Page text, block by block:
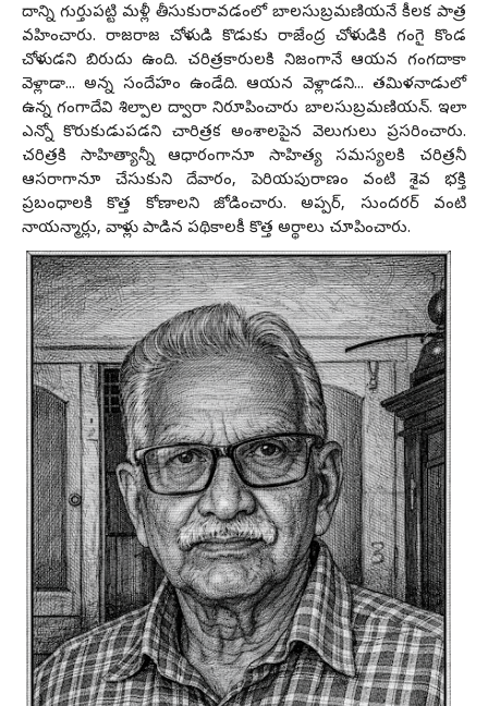
దాన్ని గుర్తుప‌ట్టి మ‌ళ్లీ తీసుకురావ‌డంలో బాల‌సుబ్ర‌మ‌ణియ‌నే కీల‌క పాత్ర
వ‌హించారు. రాజ‌రాజ చోళుడి కొడుకు రాజేంద్ర చోళుడికి గంగై కొండ
చోళుడ‌ని బిరుదు ఉంది. చ‌రిత్ర‌కారుల‌కి నిజంగానే ఆయ‌న గంగ‌దాకా
వెళ్లాడా... అన్న సందేహం ఉండేది. ఆయ‌న వెళ్లాడ‌ని... త‌మిళ‌నాడులో
ఉన్న గంగాదేవి శిల్పాల ద్వారా నిరూపించారు బాల‌సుబ్ర‌మ‌ణియ‌న్‌. ఇలా
ఎన్నో కొరుకుడుప‌డ‌ని చారిత్ర‌క అంశాల‌పైన వెలుగులు ప్ర‌స‌రించారు.
చ‌రిత్ర‌కి సాహిత్యాన్నీ ఆధారంగానూ సాహిత్య స‌మ‌స్య‌ల‌కి చ‌రిత్ర‌నీ
ఆస‌రాగానూ చేసుకుని దేవారం, పెరియ‌పురాణం వంటి శైవ భ‌క్తి
ప్ర‌బంధాలకి కొత్త కోణాల‌ని జోడించారు. అప్ప‌ర్‌, సుంద‌ర‌ర్ వంటి
నాయ‌న్మార్లు, వాళ్లు పాడిన ప‌థికాల‌కీ కొత్త అర్థాలు చూపించారు.